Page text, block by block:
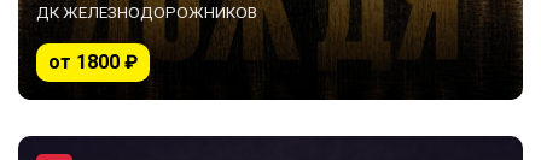
ДК ЖЕЛЕЗНОДОРОЖНИКОВ
от 1800 ₽